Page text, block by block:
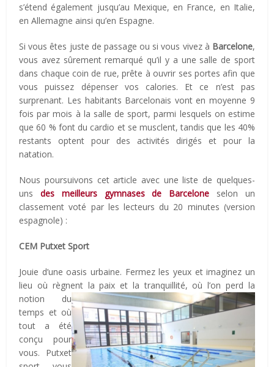
s’étend également jusqu’au Mexique, en France, en Italie,
en Allemagne ainsi qu’en Espagne.
Si vous êtes juste de passage ou si vous vivez à Barcelone,
vous avez sûrement remarqué qu’il y a une salle de sport
dans chaque coin de rue, prête à ouvrir ses portes afin que
vous puissez dépenser vos calories. Et ce n’est pas
surprenant. Les habitants Barcelonais vont en moyenne 9
fois par mois à la salle de sport, parmi lesquels on estime
que 60 % font du cardio et se musclent, tandis que les 40%
restants optent pour des activités dirigés et pour la
natation.
Nous poursuivons cet article avec une liste de quelques-
unsdes meilleurs gymnases de Barcelone selon un
classement voté par les lecteurs du 20 minutes (version
espagnole) :
CEM Putxet Sport
Jouie d’une oasis urbaine. Fermez les yeux et imaginez un
lieu où règnent la paix et la tranquillité, où l’on perd la
notion du
temps et où
tout a été
conçu pour
vous. Putxet